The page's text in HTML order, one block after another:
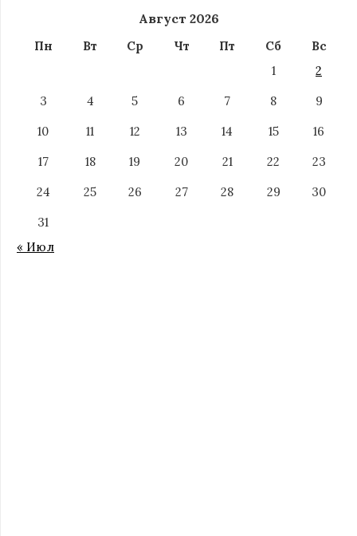
Август 2026
Пн Вт Ср Чт Пт Сб
Вс
1
2
3
4 5 6 7 8
9
10
11 12 13 14 15
16
17
18 19 20 21 22
23
24
25 26 27 28 29
30
31
« Июл